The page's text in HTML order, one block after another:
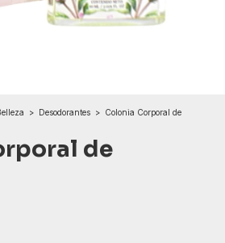
> Desodorantes > Colonia Corporal de
de